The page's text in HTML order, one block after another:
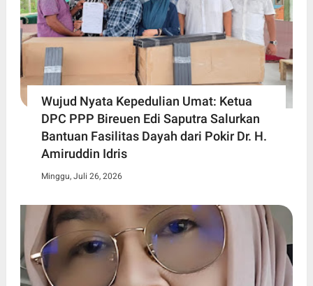
Wujud Nyata Kepedulian Umat: Ketua
DPC PPP Bireuen Edi Saputra Salurkan
Bantuan Fasilitas Dayah dari Pokir Dr. H.
Amiruddin Idris
Minggu, Juli 26, 2026